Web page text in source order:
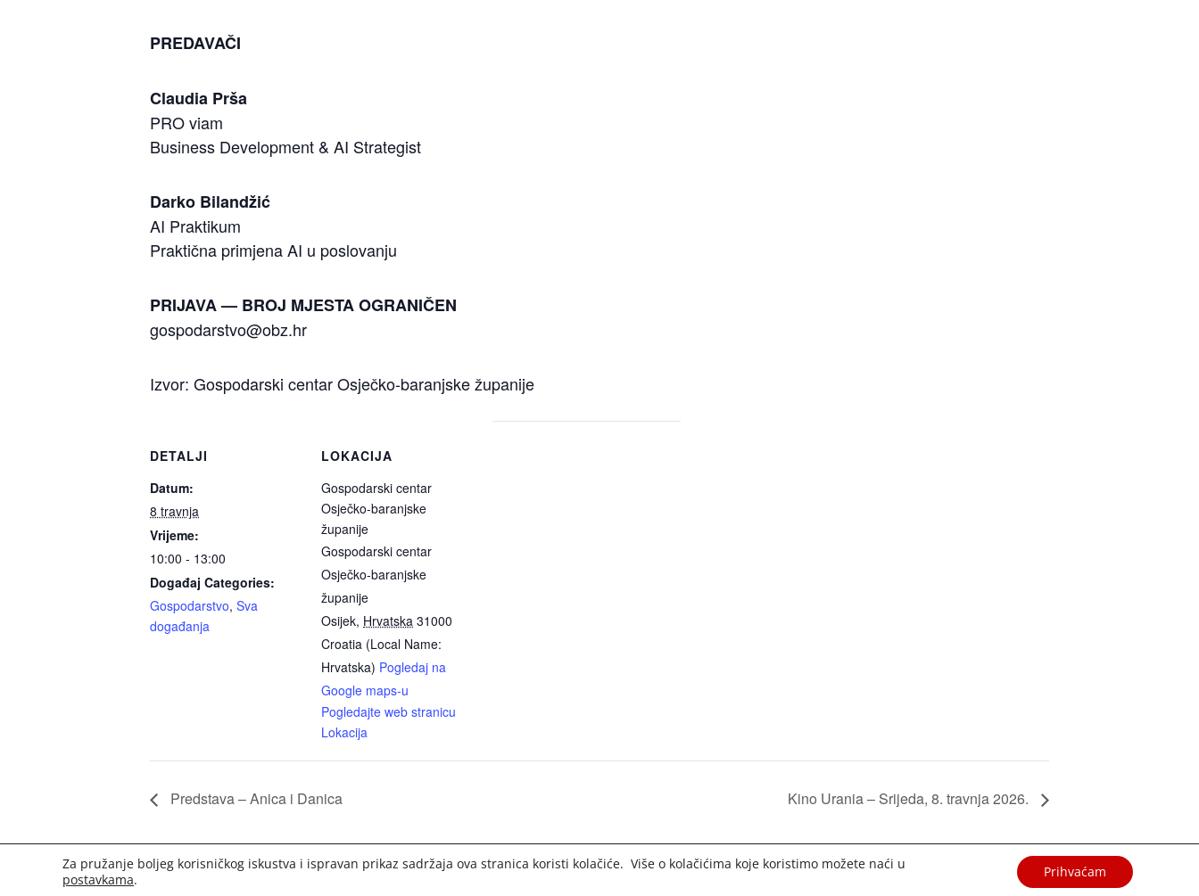
PREDAVAČI
Claudia Prša
PRO viam
Business Development & AI Strategist
Darko Bilandžić
AI Praktikum
Praktična primjena AI u poslovanju
PRIJAVA — BROJ MJESTA OGRANIČEN
gospodarstvo@obz.hr
Izvor: Gospodarski centar Osječko-baranjske županije
DETALJI
Datum:
8 travnja
Vrijeme:
10:00 - 13:00
Događaj Categories:
Gospodarstvo, Sva
događanja
LOKACIJA
Gospodarski centar
Osječko-baranjske
županije
Gospodarski centar
Osječko-baranjske
županije
Osijek, Hrvatska 31000
Croatia (Local Name:
Hrvatska) Pogledaj na
Google maps-u
Pogledajte web stranicu
Lokacija
Predstava – Anica i Danica Kino Urania – Srijeda, 8. travnja 2026.
2020. Portal Osijek.in | Sva prava pridržana. |
Za pružanje boljeg korisničkog iskustva i ispravan prikaz sadržaja ova stranica koristi kolačiće. Više o kolačićima koje koristimo možete naći u
postavkama. Prihvaćam